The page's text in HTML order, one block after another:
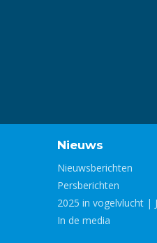
Nieuws
Nieuwsberichten
Persberichten
2025 in vogelvlucht |
In de media